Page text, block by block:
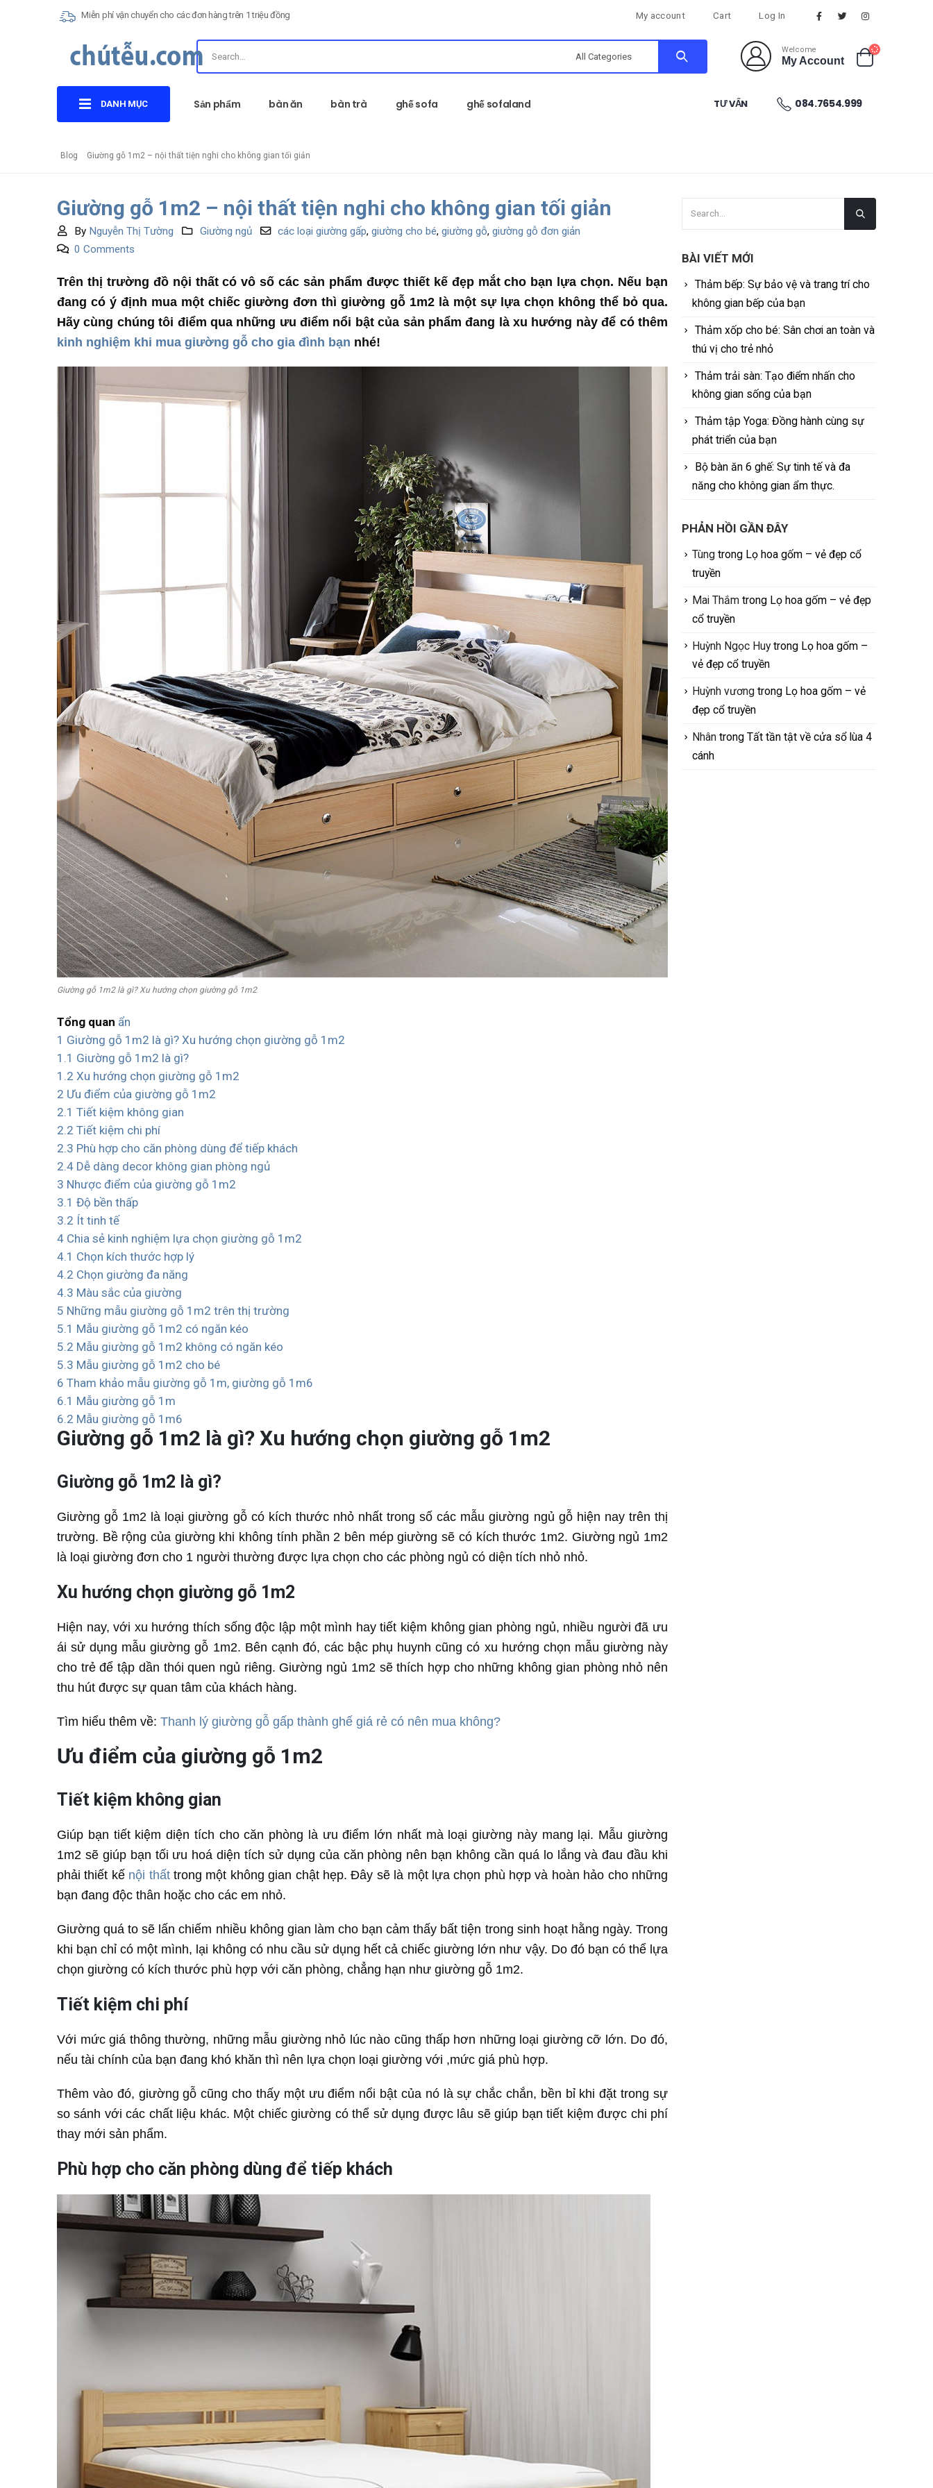
Miễn phí vận chuyển cho các đơn hàng trên 1 triệu đồng My account Cart Log In
Welcome
My Account
DANH MỤC Sản phẩm bàn ăn bàn trà ghế sofa ghế sofaland TƯ VẤN 084.7654.999
Blog Giường gỗ 1m2 – nội thất tiện nghi cho không gian tối giản
Giường gỗ 1m2 – nội thất tiện nghi cho không gian tối giản
By Nguyễn Thị Tường Giường ngủ các loại giường gấp, giường cho bé, giường gỗ, giường gỗ đơn giản
0 Comments
Trên thị trường đồ nội thất có vô số các sản phẩm được thiết kế đẹp mắt cho bạn lựa chọn. Nếu bạn
đang có ý định mua một chiếc giường đơn thì giường gỗ 1m2 là một sự lựa chọn không thể bỏ qua.
Hãy cùng chúng tôi điểm qua những ưu điểm nổi bật của sản phẩm đang là xu hướng này để có thêm
kinh nghiệm khi mua giường gỗ cho gia đình bạn nhé!
Giường gỗ 1m2 là gì? Xu hướng chọn giường gỗ 1m2
Tổng quan ẩn
1 Giường gỗ 1m2 là gì? Xu hướng chọn giường gỗ 1m2
1.1 Giường gỗ 1m2 là gì?
1.2 Xu hướng chọn giường gỗ 1m2
2 Ưu điểm của giường gỗ 1m2
2.1 Tiết kiệm không gian
2.2 Tiết kiệm chi phí
2.3 Phù hợp cho căn phòng dùng để tiếp khách
2.4 Dễ dàng decor không gian phòng ngủ
3 Nhược điểm của giường gỗ 1m2
3.1 Độ bền thấp
3.2 Ít tinh tế
4 Chia sẻ kinh nghiệm lựa chọn giường gỗ 1m2
4.1 Chọn kích thước hợp lý
4.2 Chọn giường đa năng
4.3 Màu sắc của giường
5 Những mẫu giường gỗ 1m2 trên thị trường
5.1 Mẫu giường gỗ 1m2 có ngăn kéo
5.2 Mẫu giường gỗ 1m2 không có ngăn kéo
5.3 Mẫu giường gỗ 1m2 cho bé
6 Tham khảo mẫu giường gỗ 1m, giường gỗ 1m6
6.1 Mẫu giường gỗ 1m
6.2 Mẫu giường gỗ 1m6
Giường gỗ 1m2 là gì? Xu hướng chọn giường gỗ 1m2
Giường gỗ 1m2 là gì?
Giường gỗ 1m2 là loại giường gỗ có kích thước nhỏ nhất trong số các mẫu giường ngủ gỗ hiện nay trên thị
trường. Bề rộng của giường khi không tính phần 2 bên mép giường sẽ có kích thước 1m2. Giường ngủ 1m2
là loại giường đơn cho 1 người thường được lựa chọn cho các phòng ngủ có diện tích nhỏ nhỏ.
Xu hướng chọn giường gỗ 1m2
Hiện nay, với xu hướng thích sống độc lập một mình hay tiết kiệm không gian phòng ngủ, nhiều người đã ưu
ái sử dụng mẫu giường gỗ 1m2. Bên cạnh đó, các bậc phụ huynh cũng có xu hướng chọn mẫu giường này
cho trẻ để tập dần thói quen ngủ riêng. Giường ngủ 1m2 sẽ thích hợp cho những không gian phòng nhỏ nên
thu hút được sự quan tâm của khách hàng.
Tìm hiểu thêm về: Thanh lý giường gỗ gấp thành ghế giá rẻ có nên mua không?
Ưu điểm của giường gỗ 1m2
Tiết kiệm không gian
Giúp bạn tiết kiệm diện tích cho căn phòng là ưu điểm lớn nhất mà loại giường này mang lại. Mẫu giường
1m2 sẽ giúp bạn tối ưu hoá diện tích sử dụng của căn phòng nên bạn không cần quá lo lắng và đau đầu khi
phải thiết kế nội thấttrong một không gian chật hẹp. Đây sẽ là một lựa chọn phù hợp và hoàn hảo cho những
bạn đang độc thân hoặc cho các em nhỏ.
Giường quá to sẽ lấn chiếm nhiều không gian làm cho bạn cảm thấy bất tiện trong sinh hoạt hằng ngày. Trong
khi bạn chỉ có một mình, lại không có nhu cầu sử dụng hết cả chiếc giường lớn như vậy. Do đó bạn có thể lựa
chọn giường có kích thước phù hợp với căn phòng, chẳng hạn như giường gỗ 1m2.
Tiết kiệm chi phí
Với mức giá thông thường, những mẫu giường nhỏ lúc nào cũng thấp hơn những loại giường cỡ lớn. Do đó,
nếu tài chính của bạn đang khó khăn thì nên lựa chọn loại giường với ,mức giá phù hợp.
Thêm vào đó, giường gỗ cũng cho thấy một ưu điểm nổi bật của nó là sự chắc chắn, bền bỉ khi đặt trong sự
so sánh với các chất liệu khác. Một chiếc giường có thể sử dụng được lâu sẽ giúp bạn tiết kiệm được chi phí
thay mới sản phẩm.
Phù hợp cho căn phòng dùng để tiếp khách
BÀI VIẾT MỚI
Thảm bếp: Sự bảo vệ và trang trí cho
không gian bếp của bạn
Thảm xốp cho bé: Sân chơi an toàn và
thú vị cho trẻ nhỏ
Thảm trải sàn: Tạo điểm nhấn cho
không gian sống của bạn
Thảm tập Yoga: Đồng hành cùng sự
phát triển của bạn
Bộ bàn ăn 6 ghế: Sự tinh tế và đa
năng cho không gian ẩm thực.
PHẢN HỒI GẦN ĐÂY
Tùng trong Lọ hoa gốm – vẻ đẹp cổ
truyền
Mai Thắm trong Lọ hoa gốm – vẻ đẹp
cổ truyền
Huỳnh Ngọc Huy trong Lọ hoa gốm –
vẻ đẹp cổ truyền
Huỳnh vương trong Lọ hoa gốm – vẻ
đẹp cổ truyền
Nhân trong Tất tần tật về cửa sổ lùa 4
cánh